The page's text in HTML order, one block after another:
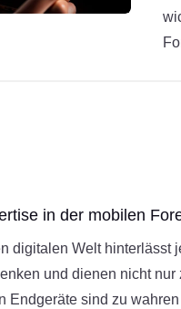
in der mobilen
digitalen Welt
und dienen nicht
Endgeräte sind zu